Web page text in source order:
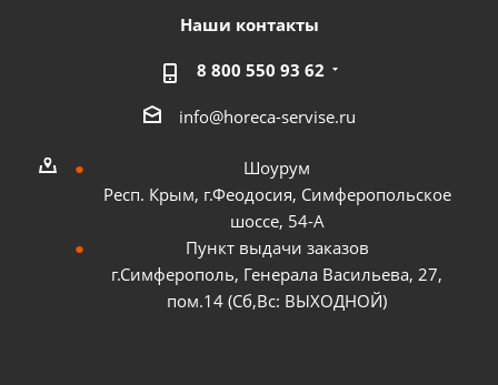
Наши контакты
8 800 550 93 62
info@horeca-servise.ru
Шоурум
Респ. Крым, г.Феодосия, Симферопольское
шоссе, 54-А
Пункт выдачи заказов
г.Симферополь, Генерала Васильева, 27,
пом.14 (Сб,Вс: ВЫХОДНОЙ)